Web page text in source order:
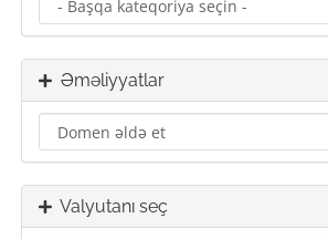
Əməliyyatlar
Valyutanı seç